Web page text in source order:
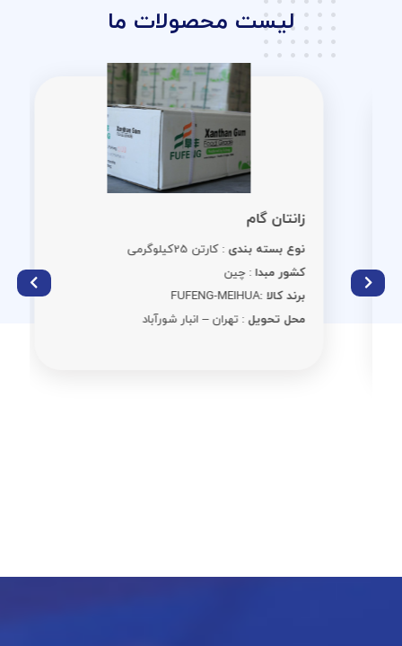
لیست محصولات ما
زانتان گام
نوع بسته بندی: کارتن 25کیلوگرمی
کشور مبدا: چین
برند کالا :FUFENG-MEIHUA
محل تحویل: تهران – انبار شورآباد